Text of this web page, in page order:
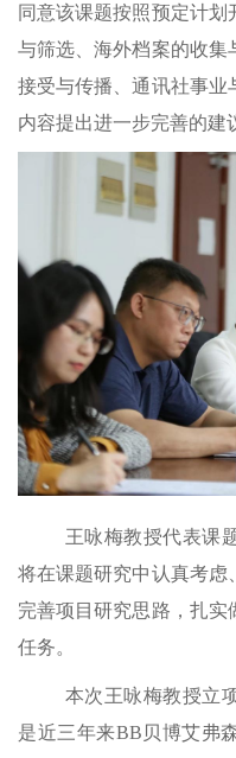
同意该课题按照预定计划
与筛选、海外档案的收集
接受与传播、通讯社事业
内容提出进一步完善的建
王咏梅教授代表课
将在课题研究中认真考虑
完善项目研究思路，扎实
任务。
本次王咏梅教授立
是近三年来BB贝博艾弗